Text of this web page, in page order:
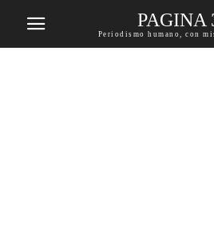
PAGINA
Periodismo humano, con